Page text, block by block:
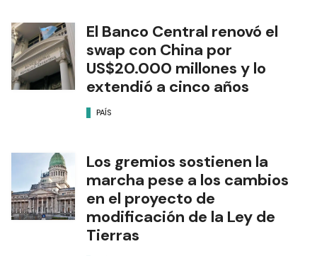
El Banco Central renovó el
swap con China por
US$20.000 millones y lo
extendió a cinco años
PAÍS
Los gremios sostienen la
marcha pese a los cambios
en el proyecto de
modificación de la Ley de
Tierras